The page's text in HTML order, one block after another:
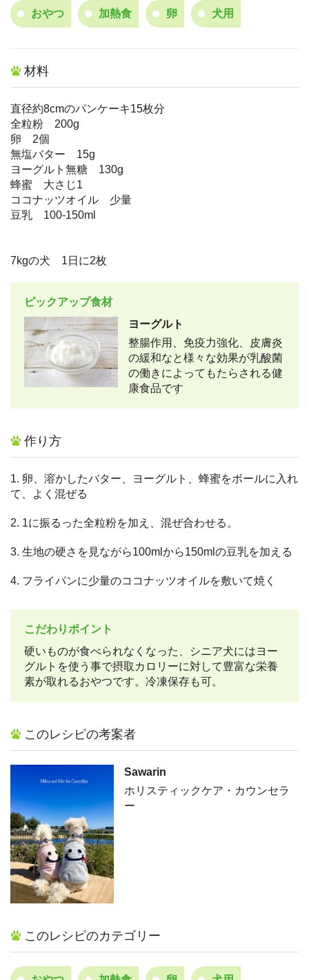
おやつ 加熱食 卵 犬用
材料
直径約8cmのパンケーキ15枚分
全粒粉 200g
卵 2個
無塩バター 15g
ヨーグルト無糖 130g
蜂蜜 大さじ1
ココナッツオイル 少量
豆乳 100-150ml
7kgの犬 1日に2枚
ピックアップ食材
ヨーグルト
整腸作用、免疫力強化、皮膚炎
の緩和なと様々な効果が乳酸菌
の働きによってもたらされる健
康食品です
作り方
1. 卵、溶かしたバター、ヨーグルト、蜂蜜をボールに入れ
て、よく混ぜる
2. 1に振るった全粒粉を加え、混ぜ合わせる。
3. 生地の硬さを見ながら100mlから150mlの豆乳を加える
4. フライパンに少量のココナッツオイルを敷いて焼く
こだわりポイント
硬いものが食べられなくなった、シニア犬にはヨー
グルトを使う事で摂取カロリーに対して豊富な栄養
素が取れるおやつです。冷凍保存も可。
このレシピの考案者
Sawarin
ホリスティックケア・カウンセラ
ー
このレシピのカテゴリー